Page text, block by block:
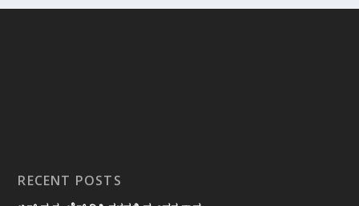
RECENT POSTS